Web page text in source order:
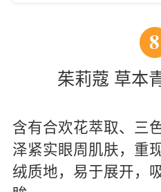
8
茱莉蔻 草本
含有合欢花萃取、三
泽紧实眼周肌肤，重
绒质地，易于展开，